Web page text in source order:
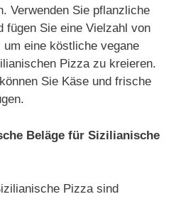
Verwenden Sie pflanzliche
fügen Sie eine Vielzahl von
um eine köstliche vegane
Pizza zu kreieren.
Sie Käse und frische
Beläge für Sizilianische
Pizza sind